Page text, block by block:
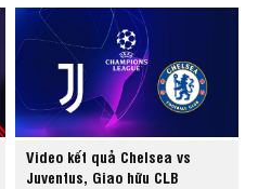
Video kết quả Chelsea vs
Juventus, Giao hữu CLB